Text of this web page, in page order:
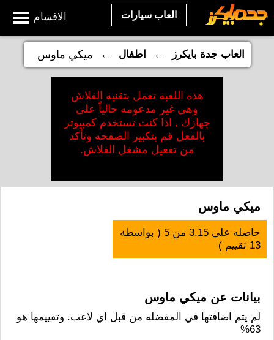
الاقسام العاب سيارات
العاب جدة بايكرز ← اطفال ← ميكي ماوس
هذه اللعبة تعمل بتقنية الفلاش
وهي غير مدعومه حالياً على
جهازك , اذا كنت تستخدم كمبيوتر
بالفعل قم بتكبير الصفحه وتأكد
من تفعيل مشغل الفلاش.
ميكي ماوس
حاصله على3.15 من5 ( بواسطة
13 تقييم )
بيانات عن ميكي ماوس
لم يتم اضافتها في المفضله من قبل اي لاعب. وتقييمها هو
63%